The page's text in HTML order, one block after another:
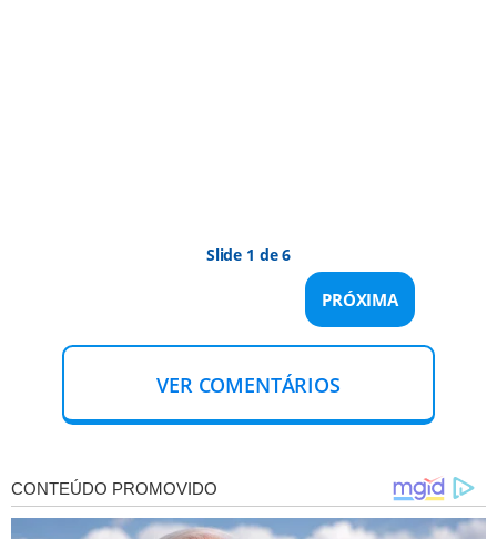
Slide 1 de 6
PRÓXIMA
VER COMENTÁRIOS